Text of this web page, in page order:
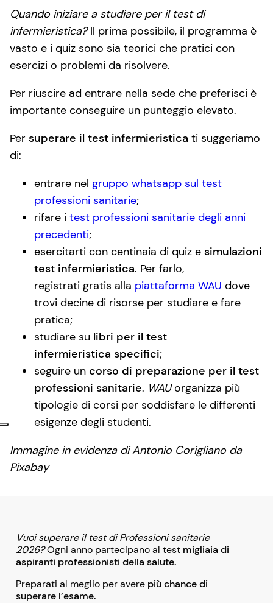
Quando iniziare a studiare per il test di
infermieristica?Il prima possibile, il programma è
vasto e i quiz sono sia teorici che pratici con
esercizi o problemi da risolvere.
Per riuscire ad entrare nella sede che preferisci è
importante conseguire un punteggio elevato.
Per superare il test infermieristica ti suggeriamo
di:
entrare nel gruppo whatsapp sul test
professioni sanitarie;
rifare i test professioni sanitarie degli anni
precedenti;
esercitarti con centinaia di quiz e simulazioni
test infermieristica. Per farlo,
registrati gratis alla piattaforma WAU dove
trovi decine di risorse per studiare e fare
pratica;
studiare su libri per il test
infermieristica specifici;
seguire un corso di preparazione per il test
professioni sanitarie. WAUorganizza più
tipologie di corsi per soddisfare le differenti
esigenze degli studenti.
Immagine in evidenza di Antonio Corigliano da
Pixabay
Vuoi superare il test di Professioni sanitarie
2026?Ogni anno partecipano al test migliaia di
aspiranti professionisti della salute.
Preparati al meglio per avere più chance di
superare l’esame.